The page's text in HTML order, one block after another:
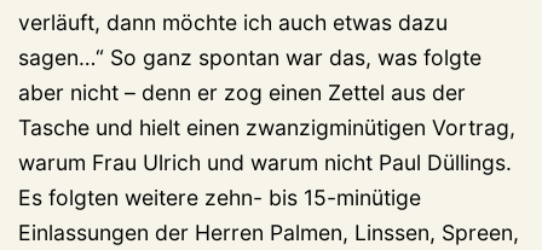
verläuft, dann möchte ich auch etwas dazu
sagen…“ So ganz spontan war das, was folgte
aber nicht – denn er zog einen Zettel aus der
Tasche und hielt einen zwanzigminütigen Vortrag,
warum Frau Ulrich und warum nicht Paul Düllings.
Es folgten weitere zehn- bis 15-minütige
Einlassungen der Herren Palmen, Linssen, Spreen,